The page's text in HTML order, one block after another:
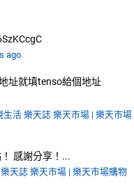
ago
址就填tenso給個地址
生活 樂天誌 樂天市場 | 樂天市場
感謝分享！...
天誌 樂天市場 | 樂天市場購物